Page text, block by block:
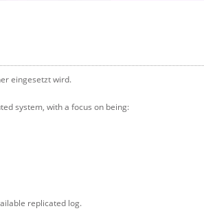
eingesetzt wird.
system, with a focus on being:
replicated log.